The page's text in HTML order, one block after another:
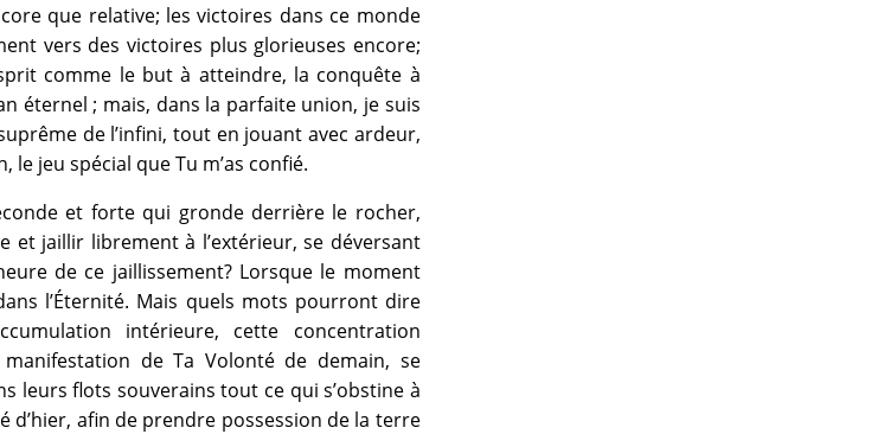
que relative; les victoires dans ce monde
vers des victoires plus glorieuses encore;
comme le but à atteindre, la conquête à
éternel ; mais, dans la parfaite union, je suis
de l’infini, tout en jouant avec ardeur,
jeu spécial que Tu m’as confié.
et forte qui gronde derrière le rocher,
et jaillir librement à l’extérieur, se déversant
de ce jaillissement? Lorsque le moment
l’Éternité. Mais quels mots pourront dire
intérieure, cette concentration
de Ta Volonté de demain, se
leurs flots souverains tout ce qui s’obstine à
d’hier, afin de prendre possession de la terre